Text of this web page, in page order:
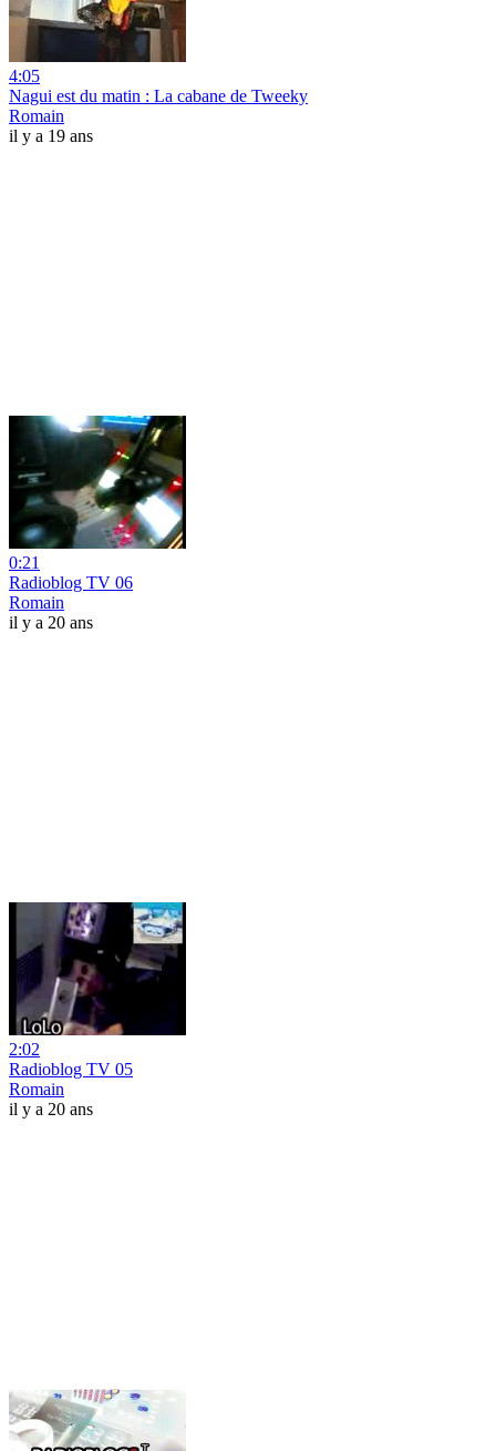
4:05
Nagui est du matin : La cabane de Tweeky
Romain
il y a 19 ans
0:21
Radioblog TV 06
Romain
il y a 20 ans
2:02
Radioblog TV 05
Romain
il y a 20 ans